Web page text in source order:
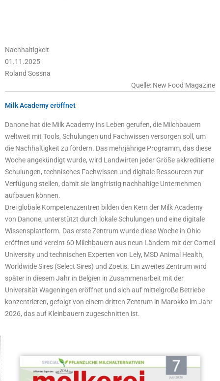
Nachhaltigkeit
01.11.2025
Roland Sossna
Quelle: New Food Magazine
Milk Academy eröffnet
Danone hat die Milk Academy ins Leben gerufen, die Milchbauern
weltweit mit Tools, Schulungen und Fachwissen versorgen soll, um
die Nachhaltigkeit zu fördern. Das mehrjährige Programm, das diese
Woche angekündigt wurde, wird Landwirten jeder Größe akkreditierte
Schulungen, technisches Fachwissen und digitale Ressourcen zur
Verfügung stellen, damit sie langfristig nachhaltige Unternehmen
aufbauen können.
Drei globale Kompetenzzentren bilden den Kern der Milk Academy
von Danone, unterstützt durch lokale Schulungen und eine digitale
Wissensplattform. Das erste Zentrum wurde diese Woche in Ohio
eröffnet und vereint 60 Milchbauern aus neun Ländern mit der Cornell
University und technischen Experten von Lely, MSD Animal Health,
Worldwide Sires (Select Sires) und Zoetis. Ein zweites Zentrum wird
später in diesem Jahr in Belgien in Zusammenarbeit mit der
Universität Wageningen eröffnet und sich auf mittelgroße Betriebe
konzentrieren, gefolgt von einem dritten Zentrum in Marokko im Jahr
2026, das auf Kleinbauern zugeschnitten ist.